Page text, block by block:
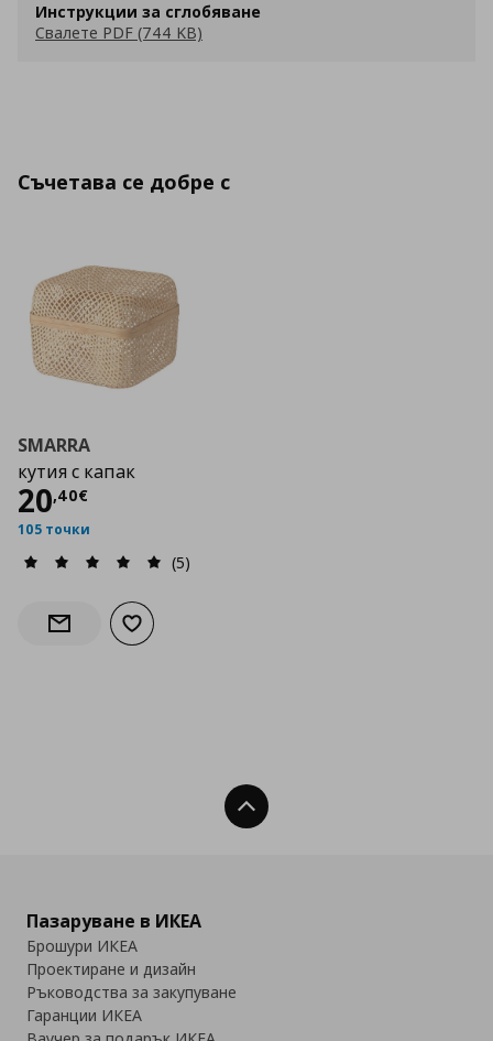
Инструкции за сглобяване
Свалете PDF (744 KB)
Съчетава се добре с
SMARRA
кутия с капак
20,40€
Цена
105 точки
(5)
Информирай ме за наличност
Добави към списъка с любими
Нагоре
Пазаруване в ИКЕА
Брошури ИКЕА
Проектиране и дизайн
Ръководства за закупуване
Гаранции ИКЕА